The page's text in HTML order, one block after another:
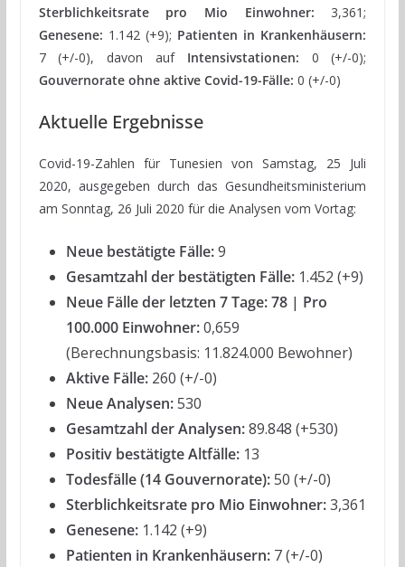
Sterblichkeitsrate pro Mio Einwohner: 3,361;
Genesene: 1.142 (+9); Patienten in Krankenhäusern:
7 (+/-0), davon auf Intensivstationen: 0 (+/-0);
Gouvernorate ohne aktive Covid-19-Fälle: 0 (+/-0)
Aktuelle Ergebnisse
Covid-19-Zahlen für Tunesien von Samstag, 25 Juli
2020, ausgegeben durch das Gesundheitsministerium
am Sonntag, 26 Juli 2020 für die Analysen vom Vortag:
Neue bestätigte Fälle:9
Gesamtzahl der bestätigten Fälle:1.452 (+9)
Neue Fälle der letzten 7 Tage:78 | Pro
100.000 Einwohner:0,659
(Berechnungsbasis: 11.824.000 Bewohner)
Aktive Fälle:260 (+/-0)
Neue Analysen:530
Gesamtzahl der Analysen:89.848 (+530)
Positiv bestätigte Altfälle:13
Todesfälle (14 Gouvernorate):50 (+/-0)
Sterblichkeitsrate pro Mio Einwohner:3,361
Genesene:1.142 (+9)
Patienten in Krankenhäusern:7 (+/-0)